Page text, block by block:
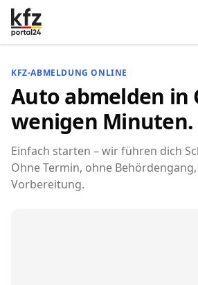
KFZ-ABMELDUNG ONLINE
Auto abmelden in
wenigen Minuten.
Einfach starten – wir führen dich
Ohne Termin, ohne
Vorbereitung.